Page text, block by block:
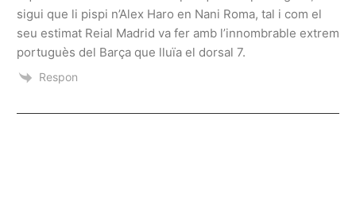
sigui que li pispi n’Alex Haro en Nani Roma, tal i com el
seu estimat Reial Madrid va fer amb l’innombrable extrem
portuguès del Barça que lluïa el dorsal 7.
Respon